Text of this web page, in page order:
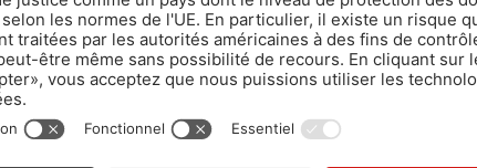
CONSTRUCTION
DE PIERRES NATURELLES